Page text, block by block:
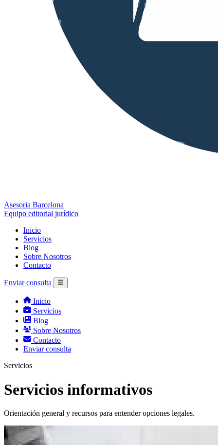
Asesoria Barcelona
Equipo editorial jurídico
Inicio
Servicios
Blog
Sobre Nosotros
Contacto
Enviar consulta
Inicio
Servicios
Blog
Sobre Nosotros
Contacto
Enviar consulta
Servicios
Servicios informativos
Orientación general y recursos para entender opciones legales.